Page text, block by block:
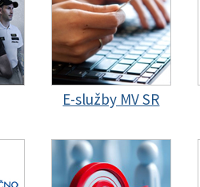
E-služby MV SR